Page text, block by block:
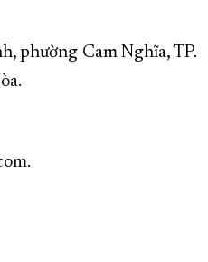
phường Cam Nghĩa, TP.